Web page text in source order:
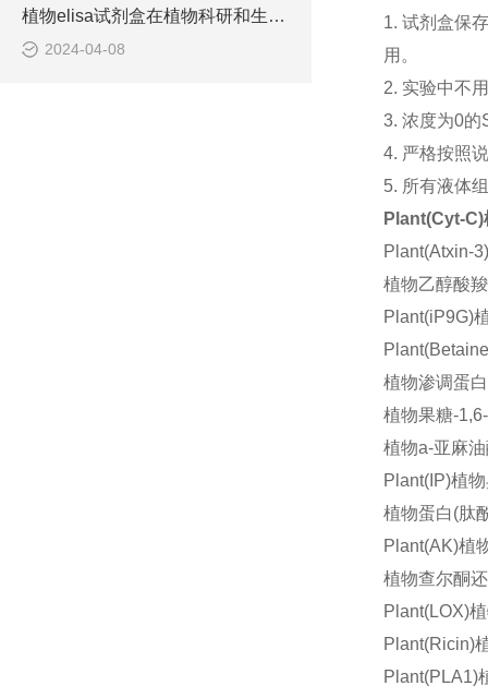
植物elisa试剂盒在植物科研和生产中有着重要的应用价值
2024-04-08
1. 试剂盒保
用。
2. 实验中不
3. 浓度为0的
4. 严格按照
5. 所有液体
Plant(Cyt-
Plant(Atxin-
植物乙醇酸
Plant(iP9G)
植物渗调蛋
植物果糖-
植物a-亚麻
Plant(IP)植
植物蛋白(肽
Plant(AK)植
植物查尔酮
Plant(LOX)
Plant(Ricin)
Plant(PLA1)